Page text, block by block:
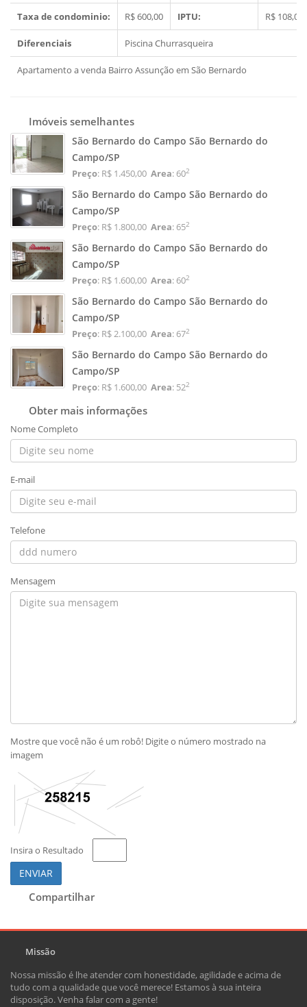
Taxa de condominio: R$ 600,00 IPTU: R$ 108,00
Diferenciais PiscinaChurrasqueira
Apartamento a venda Bairro Assunção em São Bernardo
Imóveis semelhantes
São Bernardo do Campo São Bernardo do
Campo/SP
Preço: R$ 1.450,00 Area: 602
São Bernardo do Campo São Bernardo do
Campo/SP
Preço: R$ 1.800,00 Area: 652
São Bernardo do Campo São Bernardo do
Campo/SP
Preço: R$ 1.600,00 Area: 602
São Bernardo do Campo São Bernardo do
Campo/SP
Preço: R$ 2.100,00 Area: 672
São Bernardo do Campo São Bernardo do
Campo/SP
Preço: R$ 1.600,00 Area: 522
Obter mais informações
Nome Completo
E-mail
Telefone
Mensagem
Mostre que você não é um robô! Digite o número mostrado na
imagem
Insira o Resultado
ENVIAR
Compartilhar
Missão
Nossa missão é lhe atender com honestidade, agilidade e acima de
tudo com a qualidade que você merece! Estamos à sua inteira
disposição. Venha falar com a gente!